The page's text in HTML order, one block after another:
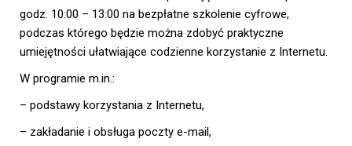
godz. 10:00 – 13:00 na bezpłatne szkolenie cyfrowe,
podczas którego będzie można zdobyć praktyczne
umiejętności ułatwiające codzienne korzystanie z Internetu.
W programie m.in.:
– podstawy korzystania z Internetu,
– zakładanie i obsługa poczty e-mail,